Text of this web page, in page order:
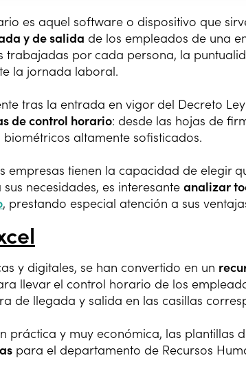
es aquel software o dispositivo que
y de salida de los empleados de una
trabajadas por cada persona, la
la jornada laboral.
tras la entrada en vigor del Decreto Ley
de control horario: desde las hojas de
altamente sofisticados.
empresas tienen la capacidad de elegir
necesidades, es interesante analizar
, prestando especial atención a sus
y digitales, se han convertido en un
llevar el control horario de los
de llegada y salida en las casillas
práctica y muy económica, las plantillas
para el departamento de Recursos